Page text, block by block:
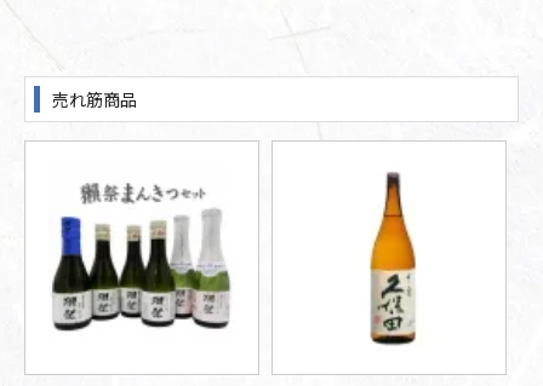
売れ筋商品